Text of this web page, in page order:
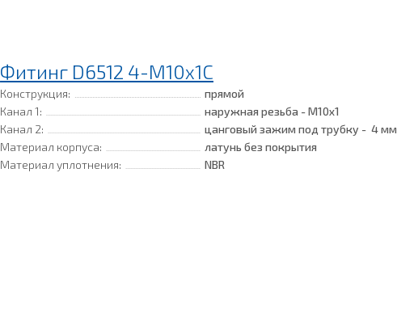
Фитинг D6512 4-M10x1C
Конструкция:
прямой
Канал 1:
наружная резьба - M10x1
Канал 2:
цанговый зажим под трубку - 4 мм
Материал корпуса:
латунь без покрытия
Материал уплотнения:
NBR